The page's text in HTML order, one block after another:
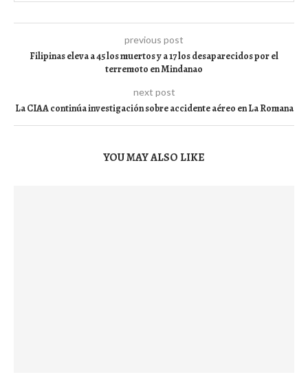
previous post
Filipinas eleva a 45 los muertos y a 17 los desaparecidos por el
terremoto en Mindanao
next post
La CIAA continúa investigación sobre accidente aéreo en La Romana
YOU MAY ALSO LIKE